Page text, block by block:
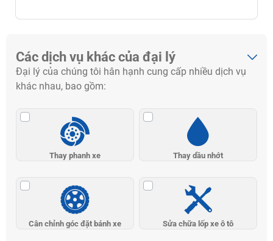
Các dịch vụ khác của đại lý
Đại lý của chúng tôi hân hạnh cung cấp nhiều dịch vụ
khác nhau, bao gồm:
Thay phanh xe Thay dầu nhớt
Cân chỉnh góc đặt bánh xe Sửa chữa lốp xe ô tô